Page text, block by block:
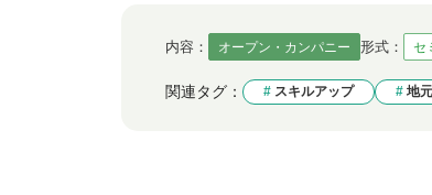
内容： オープン・カンパニー 形式： セ
関連タグ： スキルアップ 地